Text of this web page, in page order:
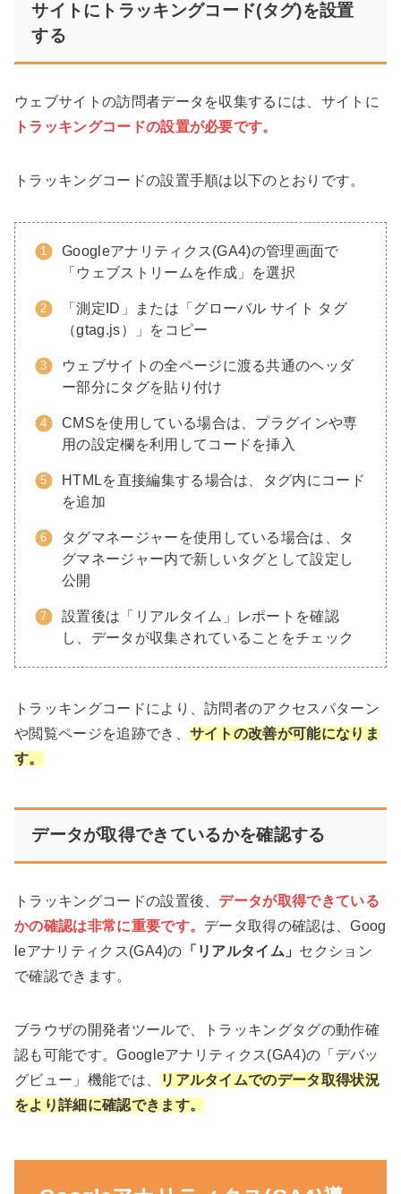
サイトにトラッキングコード(タグ)を設置
する
ウェブサイトの訪問者データを収集するには、サイトに
トラッキングコードの設置が必要です。
トラッキングコードの設置手順は以下のとおりです。
Googleアナリティクス(GA4)の管理画面で
「ウェブストリームを作成」を選択
「測定ID」または「グローバル サイト タグ
（gtag.js）」をコピー
ウェブサイトの全ページに渡る共通のヘッダ
ー部分にタグを貼り付け
CMSを使用している場合は、プラグインや専
用の設定欄を利用してコードを挿入
HTMLを直接編集する場合は、タグ内にコード
を追加
タグマネージャーを使用している場合は、タ
グマネージャー内で新しいタグとして設定し
公開
設置後は「リアルタイム」レポートを確認
し、データが収集されていることをチェック
トラッキングコードにより、訪問者のアクセスパターン
や閲覧ページを追跡でき、 サイトの改善が可能になりま
す。
データが取得できているかを確認する
トラッキングコードの設置後、 データが取得できている
かの確認は非常に重要です。 データ取得の確認は、Goog
leアナリティクス(GA4)の 「リアルタイム」 セクション
で確認できます。
ブラウザの開発者ツールで、トラッキングタグの動作確
認も可能です。Googleアナリティクス(GA4)の「デバッ
グビュー」機能では、
リアルタイムでのデータ取得状況
をより詳細に確認できます。